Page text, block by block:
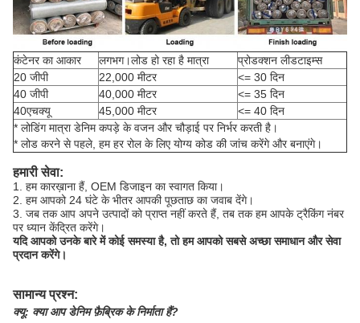
कंटेनर का आकार लगभग।लोड हो रहा है मात्रा
प्रोडक्शन लीडटाइम्स
20 जीपी
22,000 मीटर
<= 30 दिन
40 जीपी
40,000 मीटर
<= 35 दिन
40एचक्यू
45,000 मीटर
<= 40 दिन
* लोडिंग मात्रा डेनिम कपड़े के वजन और चौड़ाई पर निर्भर करती है।
* लोड करने से पहले, हम हर रोल के लिए योग्य कोड की जांच करेंगे और बनाएंगे।
हमारी सेवा:
1. हम कारख़ाना हैं, OEM डिजाइन का स्वागत किया।
2. हम आपको 24 घंटे के भीतर आपकी पूछताछ का जवाब देंगे।
3. जब तक आप अपने उत्पादों को प्राप्त नहीं करते हैं, तब तक हम आपके ट्रैकिंग नंबर
पर ध्यान केंद्रित करेंगे।
यदि आपको उनके बारे में कोई समस्या है, तो हम आपको सबसे अच्छा समाधान और सेवा
प्रदान करेंगे।
सामान्य प्रश्न:
क्यू: क्या आप डेनिम फ़ैब्रिक के निर्माता हैं?